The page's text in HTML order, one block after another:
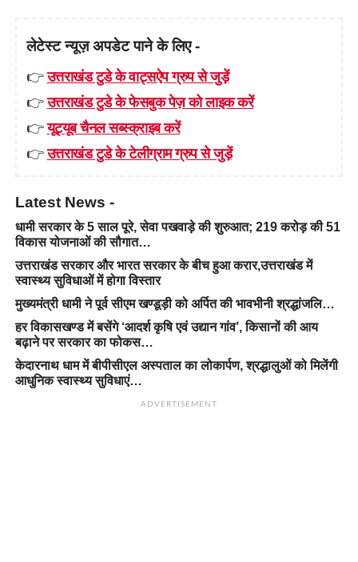
लेटेस्ट न्यूज़ अपडेट पाने के लिए -
👉उत्तराखंड टुडे के वाट्सऐप ग्रुप से जुड़ें
👉उत्तराखंड टुडे के फेसबुक पेज़ को लाइक करें
👉यूट्यूब चैनल सब्स्क्राइब करें
👉उत्तराखंड टुडे के टेलीग्राम ग्रुप से जुड़ें
Latest News -
धामी सरकार के 5 साल पूरे, सेवा पखवाड़े की शुरुआत; 219 करोड़ की 51
विकास योजनाओं की सौगात…
उत्तराखंड सरकार और भारत सरकार के बीच हुआ करार,उत्तराखंड में
स्वास्थ्य सुविधाओं में होगा विस्तार
मुख्यमंत्री धामी ने पूर्व सीएम खण्डूड़ी को अर्पित की भावभीनी श्रद्धांजलि…
हर विकासखण्ड में बसेंगे ‘आदर्श कृषि एवं उद्यान गांव’, किसानों की आय
बढ़ाने पर सरकार का फोकस…
केदारनाथ धाम में बीपीसीएल अस्पताल का लोकार्पण, श्रद्धालुओं को मिलेंगी
आधुनिक स्वास्थ्य सुविधाएं…
ADVERTISEMENT